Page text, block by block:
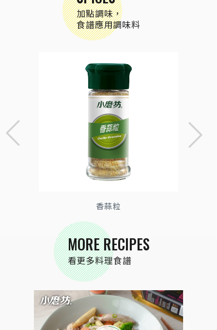
加點調味，
食譜應用調味料
香蒜粒
MORE RECIPES
看更多料理食譜